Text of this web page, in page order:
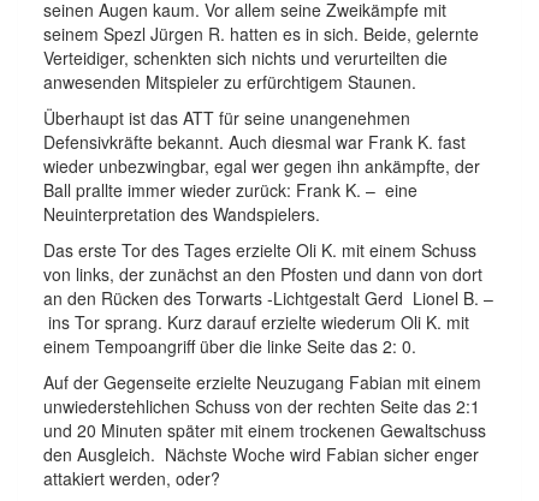
seinen Augen kaum. Vor allem seine Zweikämpfe mit
seinem Spezl Jürgen R. hatten es in sich. Beide, gelernte
Verteidiger, schenkten sich nichts und verurteilten die
anwesenden Mitspieler zu erfürchtigem Staunen.
Überhaupt ist das ATT für seine unangenehmen
Defensivkräfte bekannt. Auch diesmal war Frank K. fast
wieder unbezwingbar, egal wer gegen ihn ankämpfte, der
Ball prallte immer wieder zurück: Frank K. – eine
Neuinterpretation des Wandspielers.
Das erste Tor des Tages erzielte Oli K. mit einem Schuss
von links, der zunächst an den Pfosten und dann von dort
an den Rücken des Torwarts -Lichtgestalt Gerd Lionel B. –
ins Tor sprang. Kurz darauf erzielte wiederum Oli K. mit
einem Tempoangriff über die linke Seite das 2: 0.
Auf der Gegenseite erzielte Neuzugang Fabian mit einem
unwiederstehlichen Schuss von der rechten Seite das 2:1
und 20 Minuten später mit einem trockenen Gewaltschuss
den Ausgleich. Nächste Woche wird Fabian sicher enger
attakiert werden, oder?